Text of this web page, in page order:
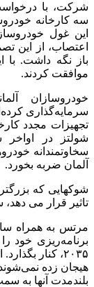
سه کارخانه
این غول
اعتصاب، از این
باز نگه داشت. با
موافقت کردند.
خودروسازان
سرمایه‌گذاری‌
تجهیزات مجدد
سخاوتمندانه
آلمان ضربه بخورد.
شوکهایی که
تاثیر قرار می
مرتس به همراه
برنامه‌ریزی خود
۲۰۳۵، کنار
هیجان زده
بلندمدت آنها به